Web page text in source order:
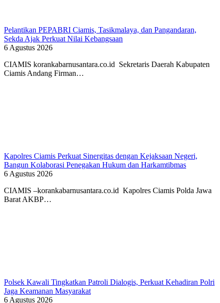
Pelantikan PEPABRI Ciamis, Tasikmalaya, dan Pangandaran,
Sekda Ajak Perkuat Nilai Kebangsaan
6 Agustus 2026
CIAMIS korankabarnusantara.co.id Sekretaris Daerah Kabupaten
Ciamis Andang Firman…
Kapolres Ciamis Perkuat Sinergitas dengan Kejaksaan Negeri,
Bangun Kolaborasi Penegakan Hukum dan Harkamtibmas
6 Agustus 2026
CIAMIS –korankabarnusantara.co.id Kapolres Ciamis Polda Jawa
Barat AKBP…
Polsek Kawali Tingkatkan Patroli Dialogis, Perkuat Kehadiran Polri
Jaga Keamanan Masyarakat
6 Agustus 2026